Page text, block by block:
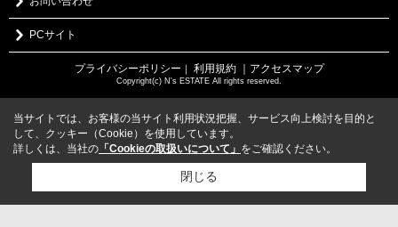
PCサイト
プライバシーポリシー 利用規約 ｜アクセスマップ
Copyright(c) N's ESTATE All rights reserved.
当サイトでは、お客様の当サイト利用状況把握、サービス向上検討を目的と
して、クッキー（Cookie）を使用しています。
詳しくは、当社の 「Cookieの取扱いについて」 をご確認ください。
閉じる